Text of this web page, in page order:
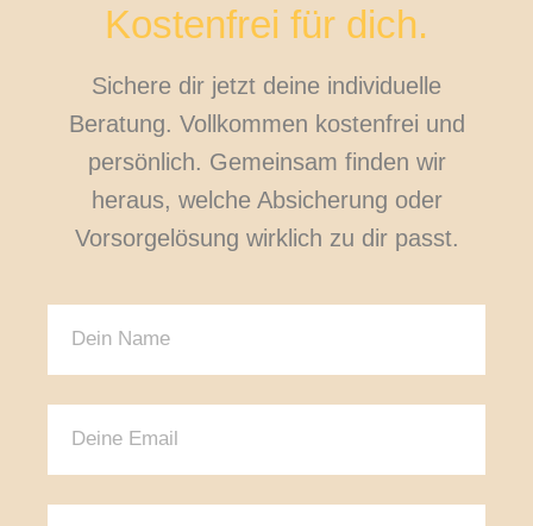
Kostenfrei für dich.
Sichere dir jetzt deine individuelle
Beratung. Vollkommen kostenfrei und
persönlich. Gemeinsam finden wir
heraus, welche Absicherung oder
Vorsorgelösung wirklich zu dir passt.